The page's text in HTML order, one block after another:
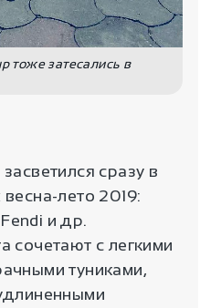
тоже затесались в
сразу в
лето 2019:
и др.
сочетают с легкими
туниками,